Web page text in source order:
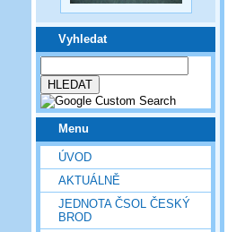
Vyhledat
Menu
ÚVOD
AKTUÁLNĚ
JEDNOTA ČSOL ČESKÝ
BROD